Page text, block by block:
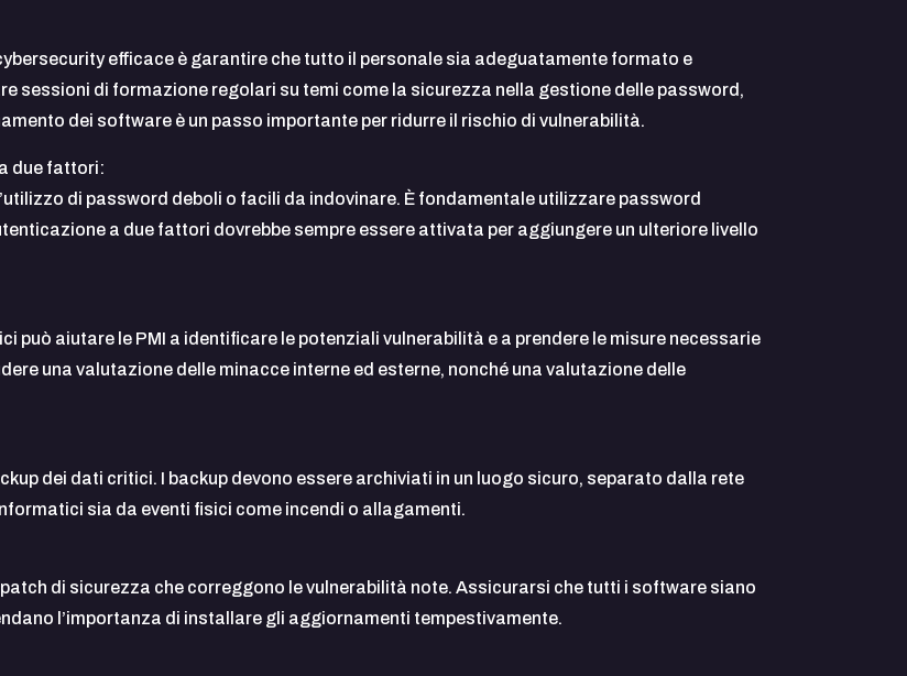
efficace è garantire che tutto il personale sia adeguatamente formato e
sessioni di formazione regolari su temi come la sicurezza nella gestione delle password,
dei software è un passo importante per ridurre il rischio di vulnerabilità.
due fattori:
di password deboli o facili da indovinare. È fondamentale utilizzare password
a due fattori dovrebbe sempre essere attivata per aggiungere un ulteriore livello
può aiutare le PMI a identificare le potenziali vulnerabilità e a prendere le misure necessarie
una valutazione delle minacce interne ed esterne, nonché una valutazione delle
dei dati critici. I backup devono essere archiviati in un luogo sicuro, separato dalla rete
sia da eventi fisici come incendi o allagamenti.
di sicurezza che correggono le vulnerabilità note. Assicurarsi che tutti i software siano
l’importanza di installare gli aggiornamenti tempestivamente.